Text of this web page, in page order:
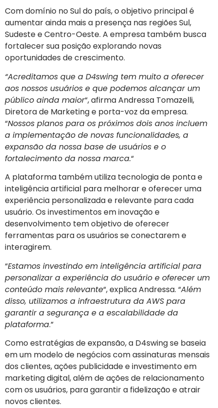
Com domínio no Sul do país, o objetivo principal é
aumentar ainda mais a presença nas regiões Sul,
Sudeste e Centro-Oeste. A empresa também busca
fortalecer sua posição explorando novas
oportunidades de crescimento.
“Acreditamos que a D4swing tem muito a oferecer
aos nossos usuários e que podemos alcançar um
público ainda maior“, afirma Andressa Tomazelli,
Diretora de Marketing e porta-voz da empresa.
“Nossos planos para os próximos dois anos incluem
a implementação de novas funcionalidades, a
expansão da nossa base de usuários e o
fortalecimento da nossa marca.“
A plataforma também utiliza tecnologia de ponta e
inteligência artificial para melhorar e oferecer uma
experiência personalizada e relevante para cada
usuário. Os investimentos em inovação e
desenvolvimento tem objetivo de oferecer
ferramentas para os usuários se conectarem e
interagirem.
“Estamos investindo em inteligência artificial para
personalizar a experiência do usuário e oferecer um
conteúdo mais relevante“, explica Andressa. “Além
disso, utilizamos a infraestrutura da AWS para
garantir a segurança e a escalabilidade da
plataforma.”
Como estratégias de expansão, a D4swing se baseia
em um modelo de negócios com assinaturas mensais
dos clientes, ações publicidade e investimento em
marketing digital, além de ações de relacionamento
com os usuários, para garantir a fidelização e atrair
novos clientes.